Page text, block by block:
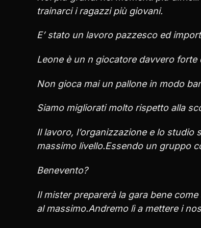
trainarci i ragazzi più giovani.
E’ stato un lavoro pazzesco ed
Leone è un n giocatore davvero forte
Non gioca mai un pallone in modo
Siamo migliorati molto rispetto alla
Il lavoro, l’organizzazione e lo
massimo livello.Essendo un gruppo
Benevento?
Il mister preparerà la gara bene
al massimo.Andremo lì a mettere i